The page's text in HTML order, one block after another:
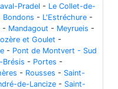
Pradel - Le Collet-de-
Bondons - L'Estréchure -
- Mandagout - Meyrueis -
et Goulet -
- Pont de Montvert - Sud
Brésis - Portes -
- Rousses - Saint-
de-Lancize - Saint-